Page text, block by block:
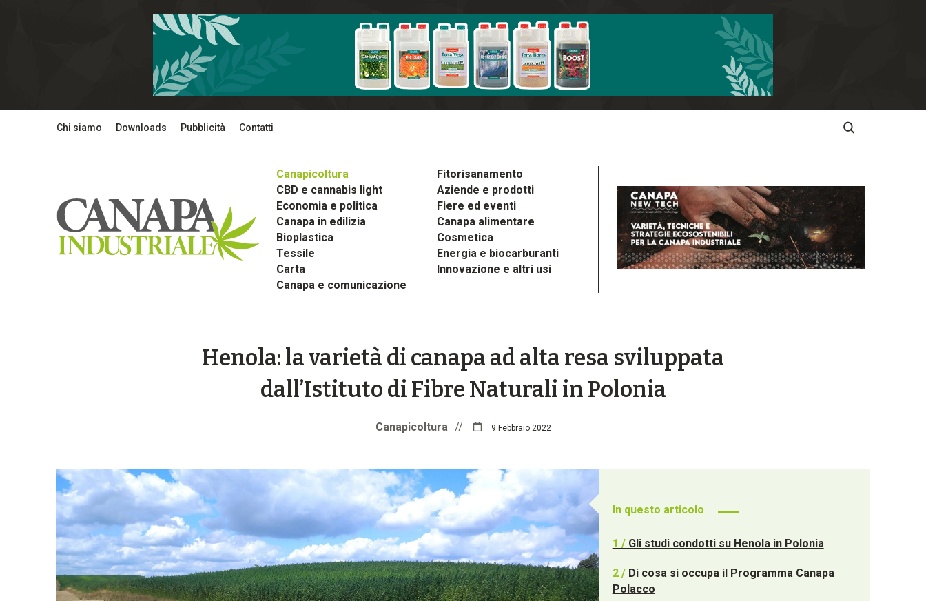
Chi siamo Downloads Pubblicità Contatti
Canapicoltura
Fitorisanamento
CBD e cannabis light
Aziende e prodotti
Economia e politica
Fiere ed eventi
Canapa in edilizia
Canapa alimentare
Bioplastica
Cosmetica
Tessile
Energia e biocarburanti
Carta
Innovazione e altri usi
Canapa e comunicazione
Henola: la varietà di canapa ad alta resa sviluppata
dall’Istituto di Fibre Naturali in Polonia
Canapicoltura // 9 Febbraio 2022
In questo articolo
1 / Gli studi condotti su Henola in Polonia
2 / Di cosa si occupa il Programma Canapa
Polacco